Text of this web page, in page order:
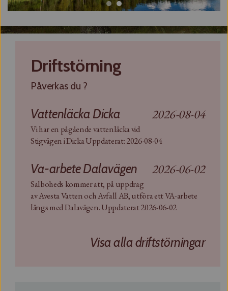
Driftstörning
Påverkas du ?
Vattenläcka Dicka 2026-08-04
Vi har en pågående vattenläcka vid
Stigvägen i Dicka Uppdaterat: 2026-08-04
Va-arbete Dalavägen 2026-06-02
Salboheds kommer att, på uppdrag
av Avesta Vatten och Avfall AB, utföra ett VA-arbete
längs med Dalavägen. Uppdaterat 2026-06-02
Visa alla driftstörningar